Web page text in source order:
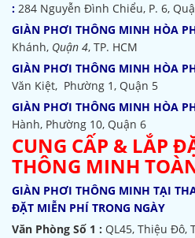
: 284 Nguyễn Đình Chiểu, P. 6,
GIÀN PHƠI THÔNG MINH HÒA
Khánh, Quận 4, TP. HCM
GIÀN PHƠI THÔNG MINH HÒA
Văn Kiệt, Phường 1, Quận 5
GIÀN PHƠI THÔNG MINH HÒA
Hành, Phường 10, Quận 6
CUNG CẤP & LẮP
THÔNG MINH
GIÀN PHƠI THÔNG MINH TẠI
ĐẶT MIỄN PHÍ TRONG NGÀY
Văn Phòng Số 1 : QL45, Thiệu Đô,